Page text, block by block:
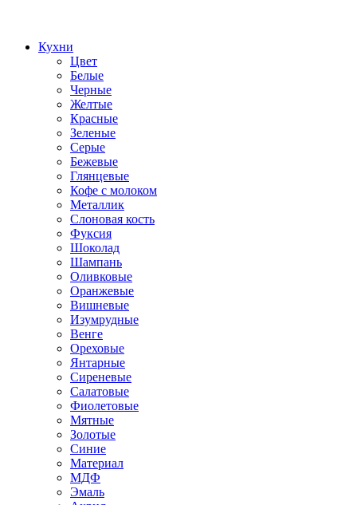
Кухни
Цвет
Белые
Черные
Желтые
Красные
Зеленые
Серые
Бежевые
Глянцевые
Кофе с молоком
Металлик
Слоновая кость
Фуксия
Шоколад
Шампань
Оливковые
Оранжевые
Вишневые
Изумрудные
Венге
Ореховые
Янтарные
Сиреневые
Салатовые
Фиолетовые
Мятные
Золотые
Синие
Материал
МДФ
Эмаль